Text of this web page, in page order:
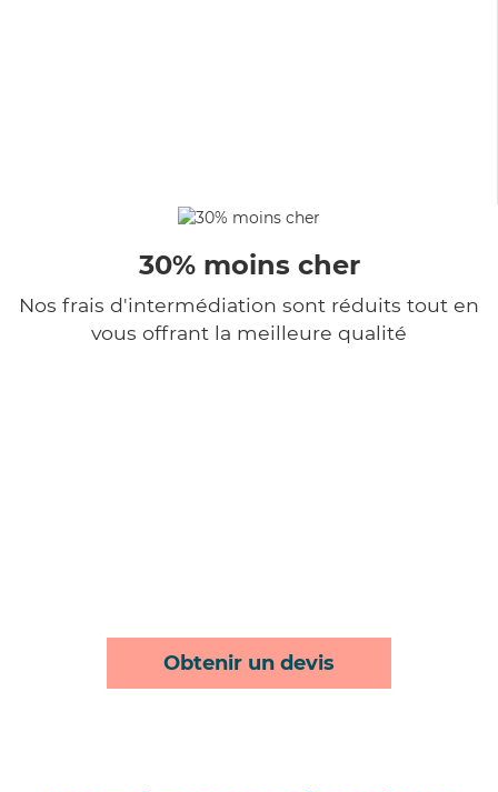
30% moins cher
Nos frais d'intermédiation sont réduits tout en
vous offrant la meilleure qualité
Obtenir un devis